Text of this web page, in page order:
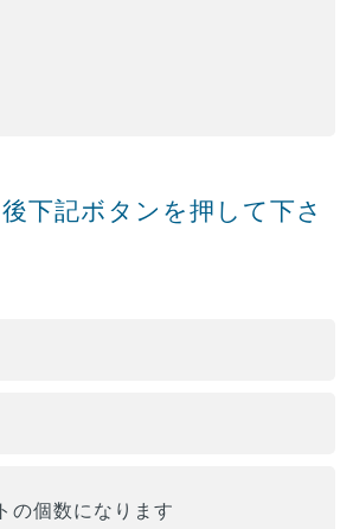
下記ボタンを押して下さ
の個数になります